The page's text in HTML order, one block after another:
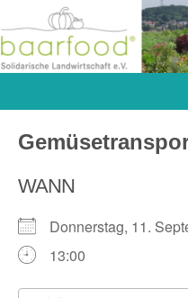
WANN
Donnerstag, 11.
13:00